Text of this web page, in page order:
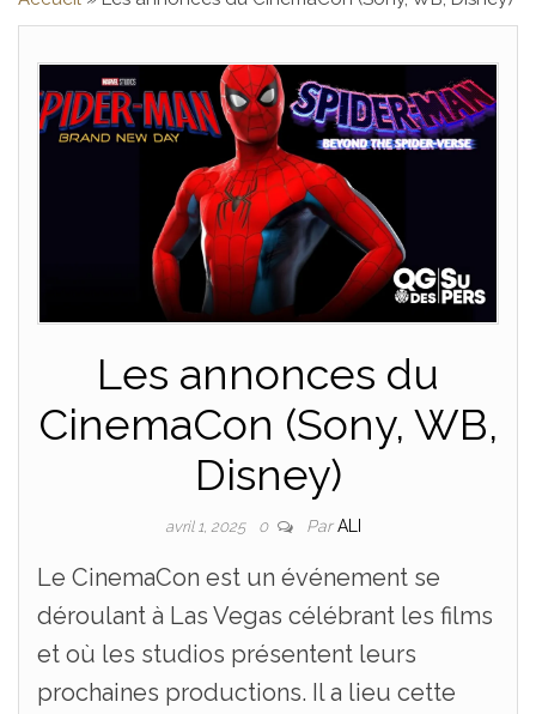
Les annonces du
CinemaCon (Sony, WB,
Disney)
avril 1, 2025 0 ParALI
Le CinemaCon est un événement se
déroulant à Las Vegas célébrant les films
et où les studios présentent leurs
prochaines productions. Il a lieu cette